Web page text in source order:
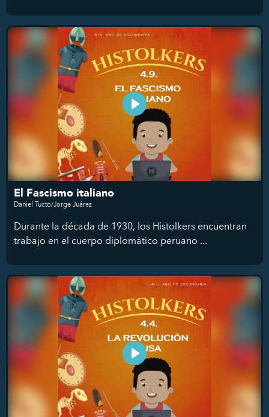
El Fascismo italiano
Daniel Tucto/Jorge Juárez
Durante la década de 1930, los Histolkers encuentran
trabajo en el cuerpo diplomático peruano ...